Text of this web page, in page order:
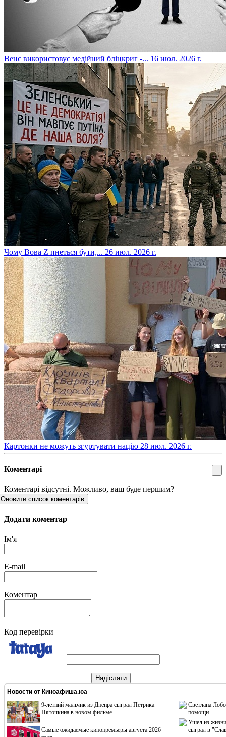
​Венс використовує медійний бліцкриг -... 16 июл. 2026 г.
​Чому Вова Z пнеться бути,... 26 июл. 2026 г.
​Картонки не можуть згуртувати націю 28 июл. 2026 г.
Коментарі
Коментарі відсутні. Можливо, ваш буде першим?
Оновити список коментарів
Додати коментар
Ім'я
E-mail
Коментар
Код перевірки
Надіслати
Новости от Киноафиша.юа
9-летний мальчик из Днепра сыграл Петрика
Пяточкина в новом фильме
Cамые ожидаемые кинопремьеры августа 2026
Светлана
помощи
Ушел из жизни
сыграл в